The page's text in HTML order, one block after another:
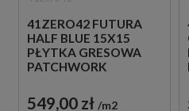
41ZERO42 FUTURA
HALF BLUE 15X15
PŁYTKA GRESOWA
PATCHWORK
549,00 zł m2